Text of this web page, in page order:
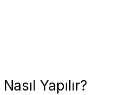
Yapılır?